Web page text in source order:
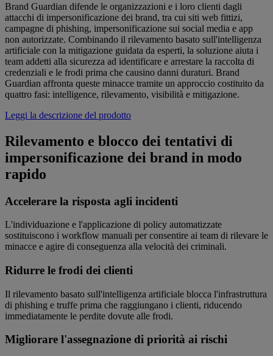
Brand Guardian difende le organizzazioni e i loro clienti dagli
attacchi di impersonificazione dei brand, tra cui siti web fittizi,
campagne di phishing, impersonificazione sui social media e app
non autorizzate. Combinando il rilevamento basato sull'intelligenza
artificiale con la mitigazione guidata da esperti, la soluzione aiuta i
team addetti alla sicurezza ad identificare e arrestare la raccolta di
credenziali e le frodi prima che causino danni duraturi. Brand
Guardian affronta queste minacce tramite un approccio costituito da
quattro fasi: intelligence, rilevamento, visibilità e mitigazione.
Leggi la descrizione del prodotto
Rilevamento e blocco dei tentativi di
impersonificazione dei brand in modo
rapido
Accelerare la risposta agli incidenti
L'individuazione e l'applicazione di policy automatizzate
sostituiscono i workflow manuali per consentire ai team di rilevare le
minacce e agire di conseguenza alla velocità dei criminali.
Ridurre le frodi dei clienti
Il rilevamento basato sull'intelligenza artificiale blocca l'infrastruttura
di phishing e truffe prima che raggiungano i clienti, riducendo
immediatamente le perdite dovute alle frodi.
Migliorare l'assegnazione di priorità ai rischi